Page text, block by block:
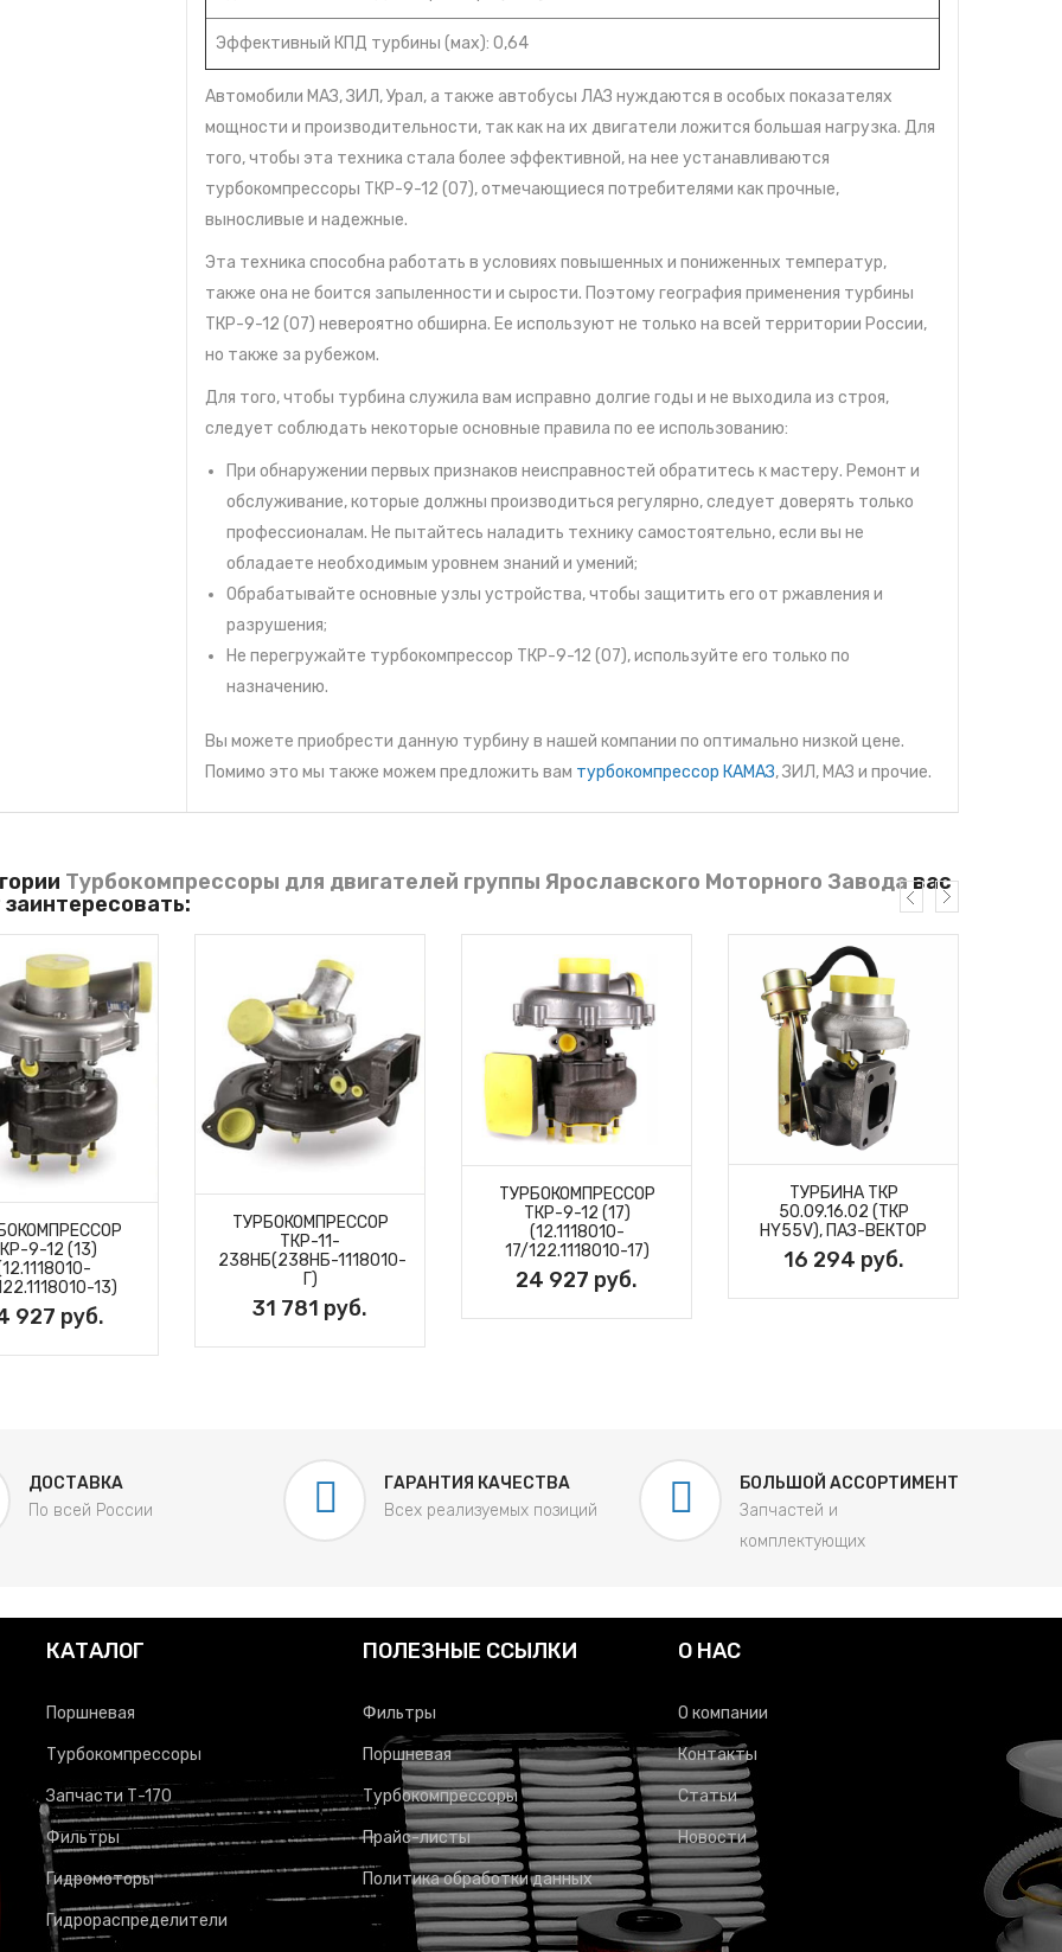
Эффективный КПД турбины (мах): 0,64
Автомобили МАЗ, ЗИЛ, Урал, а также автобусы ЛАЗ нуждаются в особых показателях
мощности и производительности, так как на их двигатели ложится большая нагрузка. Для
того, чтобы эта техника стала более эффективной, на нее устанавливаются
турбокомпрессоры ТКР-9-12 (07), отмечающиеся потребителями как прочные,
выносливые и надежные.
Эта техника способна работать в условиях повышенных и пониженных температур,
также она не боится запыленности и сырости. Поэтому география применения турбины
ТКР-9-12 (07) невероятно обширна. Ее используют не только на всей территории России,
но также за рубежом.
Для того, чтобы турбина служила вам исправно долгие годы и не выходила из строя,
следует соблюдать некоторые основные правила по ее использованию:
При обнаружении первых признаков неисправностей обратитесь к мастеру. Ремонт и
обслуживание, которые должны производиться регулярно, следует доверять только
профессионалам. Не пытайтесь наладить технику самостоятельно, если вы не
обладаете необходимым уровнем знаний и умений;
Обрабатывайте основные узлы устройства, чтобы защитить его от ржавления и
разрушения;
Не перегружайте турбокомпрессор ТКР-9-12 (07), используйте его только по
назначению.
Вы можете приобрести данную турбину в нашей компании по оптимально низкой цене.
Помимо это мы также можем предложить вам турбокомпрессор КАМАЗ, ЗИЛ, МАЗ и прочие.
Турбокомпрессоры для двигателей группы Ярославского Моторного Заводавас
9-12 (13)
13)
927 руб.
ТУРБОКОМПРЕССОР
ТКР-11-
238НБ(238НБ-1118010-
Г)
31 781 руб.
ТУРБОКОМПРЕССОР
ТКР-9-12 (17)
(12.1118010-
17/122.1118010-17)
24 927 руб.
ТУРБИНА ТКР
50.09.16.02 (ТКР
HY55V), ПАЗ-ВЕКТОР
16 294 руб.
ДОСТАВКА
По всей России
ГАРАНТИЯ КАЧЕСТВА
Всех реализуемых позиций
БОЛЬШОЙ АССОРТИМЕНТ
Запчастей и
комплектующих
КАТАЛОГ
Поршневая
Турбокомпрессоры
Запчасти Т-170
Фильтры
Гидромоторы
Гидрораспределители
ПОЛЕЗНЫЕ ССЫЛКИ
Фильтры
Поршневая
Турбокомпрессоры
Прайс-листы
Политика обработки данных
О НАС
О компании
Контакты
Статьи
Новости